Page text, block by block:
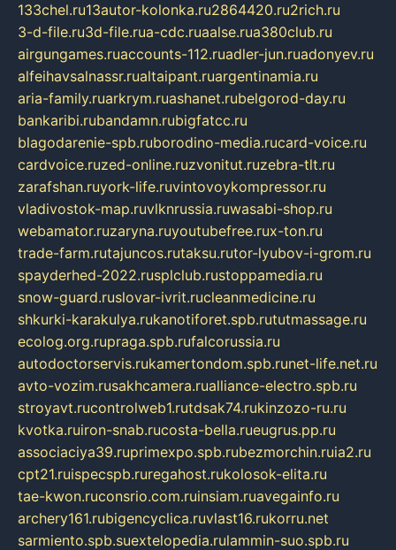
133chel.ru13autor-kolonka.ru2864420.ru2rich.ru
3-d-file.ru3d-file.rua-cdc.ruaalse.rua380club.ru
airgungames.ruaccounts-112.ruadler-jun.ruadonyev.ru
alfeihavsalnassr.rualtaipant.ruargentinamia.ru
aria-family.ruarkrym.ruashanet.rubelgorod-day.ru
bankaribi.rubandamn.rubigfatcc.ru
blagodarenie-spb.ruborodino-media.rucard-voice.ru
cardvoice.ruzed-online.ruzvonitut.ruzebra-tlt.ru
zarafshan.ruyork-life.ruvintovoykompressor.ru
vladivostok-map.ruvlknrussia.ruwasabi-shop.ru
webamator.ruzaryna.ruyoutubefree.rux-ton.ru
trade-farm.rutajuncos.rutaksu.rutor-lyubov-i-grom.ru
spayderhed-2022.rusplclub.rustoppamedia.ru
snow-guard.ruslovar-ivrit.rucleanmedicine.ru
shkurki-karakulya.rukanotiforet.spb.rututmassage.ru
ecolog.org.rupraga.spb.rufalcorussia.ru
autodoctorservis.rukamertondom.spb.runet-life.net.ru
avto-vozim.rusakhcamera.rualliance-electro.spb.ru
stroyavt.rucontrolweb1.rutdsak74.rukinzozo-ru.ru
kvotka.ruiron-snab.rucosta-bella.rueugrus.pp.ru
associaciya39.ruprimexpo.spb.rubezmorchin.ruia2.ru
cpt21.ruispecspb.ruregahost.rukolosok-elita.ru
tae-kwon.ruconsrio.com.ruinsiam.ruavegainfo.ru
archery161.rubigencyclica.ruvlast16.rukorru.net
sarmiento.spb.suextelopedia.rulammin-suo.spb.ru